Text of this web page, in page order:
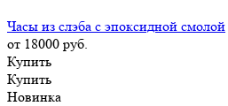
Часы из слэба с эпоксидной смолой
от 18000 руб.
Купить
Купить
Новинка